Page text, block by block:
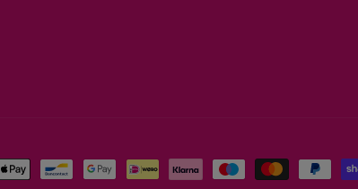
Betaalmethoden